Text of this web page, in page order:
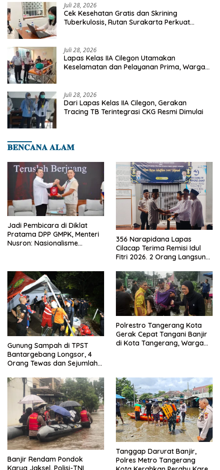
Juli 28, 2026
Cek Kesehatan Gratis dan Skrining
Tuberkulosis, Rutan Surakarta Perkuat
Juli 28, 2026
Lapas Kelas IIA Cilegon Utamakan
Keselamatan dan Pelayanan Prima, Warga
Juli 28, 2026
Dari Lapas Kelas IIA Cilegon, Gerakan
Tracing TB Terintegrasi CKG Resmi Dimulai
𝐁𝐄𝐍𝐂𝐀𝐍𝐀 𝐀𝐋𝐀𝐌
Jadi Pembicara di Diklat
Pratama DPP GMPK, Menteri
Nusron: Nasionalisme
356 Narapidana Lapas
Cilacap Terima Remisi Idul
Fitri 2026. 2 Orang Langsung
Gunung Sampah di TPST
Bantargebang Longsor, 4
Orang Tewas dan Sejumlah
Polrestro Tangerang Kota
Gerak Cepat Tangani Banjir
di Kota Tangerang, Warga
Banjir Rendam Pondok
Karya Jaksel, Polisi-TNI
Tanggap Darurat Banjir,
Polres Metro Tangerang